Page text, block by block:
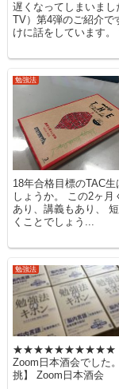
遅くなってしまいま
TV）第4弾のご紹介で
けに話をしています
勉強法
18年合格目標のTAC
しょうか。 この2ヶ月
あり、講義もあり、
くことでしょう...
勉強法
★★★★★★★★★★ 【編
Zoom日本酒会でした
挑】 Zoom日本酒会